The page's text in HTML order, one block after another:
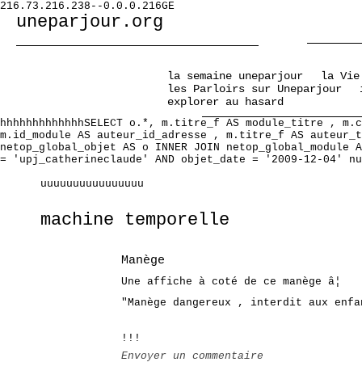
216.73.216.238--0.0.0.216GE
uneparjour.org
la semaine uneparjour
la Vie
les Parloirs sur Uneparjour
explorer au hasard
hhhhhhhhhhhhhSELECT o.*, m.titre_f AS module_titre ,
m.id_module AS auteur_id_adresse , m.titre_f AS
netop_global_objet AS o INNER JOIN netop_global_module
= 'upj_catherineclaude' AND objet_date = '2009-12-04'
uuuuuuuuuuuuuuuu
machine temporelle
Manège
Une affiche à coté de ce manège â¦
"Manège dangereux , interdit aux
!!!
Envoyer un commentaire